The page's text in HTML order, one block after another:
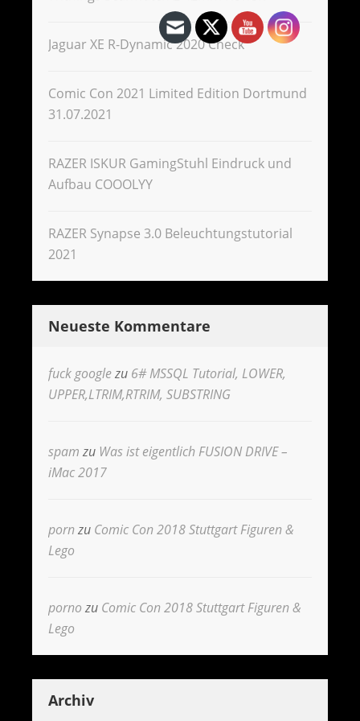
Jaguar XE R-Dynamic 2020 Check
Comic Con 2021 Limited Edition Dortmund
31.07.2021
RAZER ISKUR GamingStuhl Eindruck und
Aufbau COOOLYY
RAZER Synapse 3.0 Beleuchtungstutorial
2021
Neueste Kommentare
fuck googlezu 6# MSSQL Tutorial, LOWER,
UPPER,LTRIM,RTRIM, SUBSTRING
spam zu Was ist eigentlich FUSION DRIVE –
iMac 2017
pornzu Comic Con 2018 Stuttgart Figuren &
Lego
porno zu Comic Con 2018 Stuttgart Figuren &
Lego
Archiv